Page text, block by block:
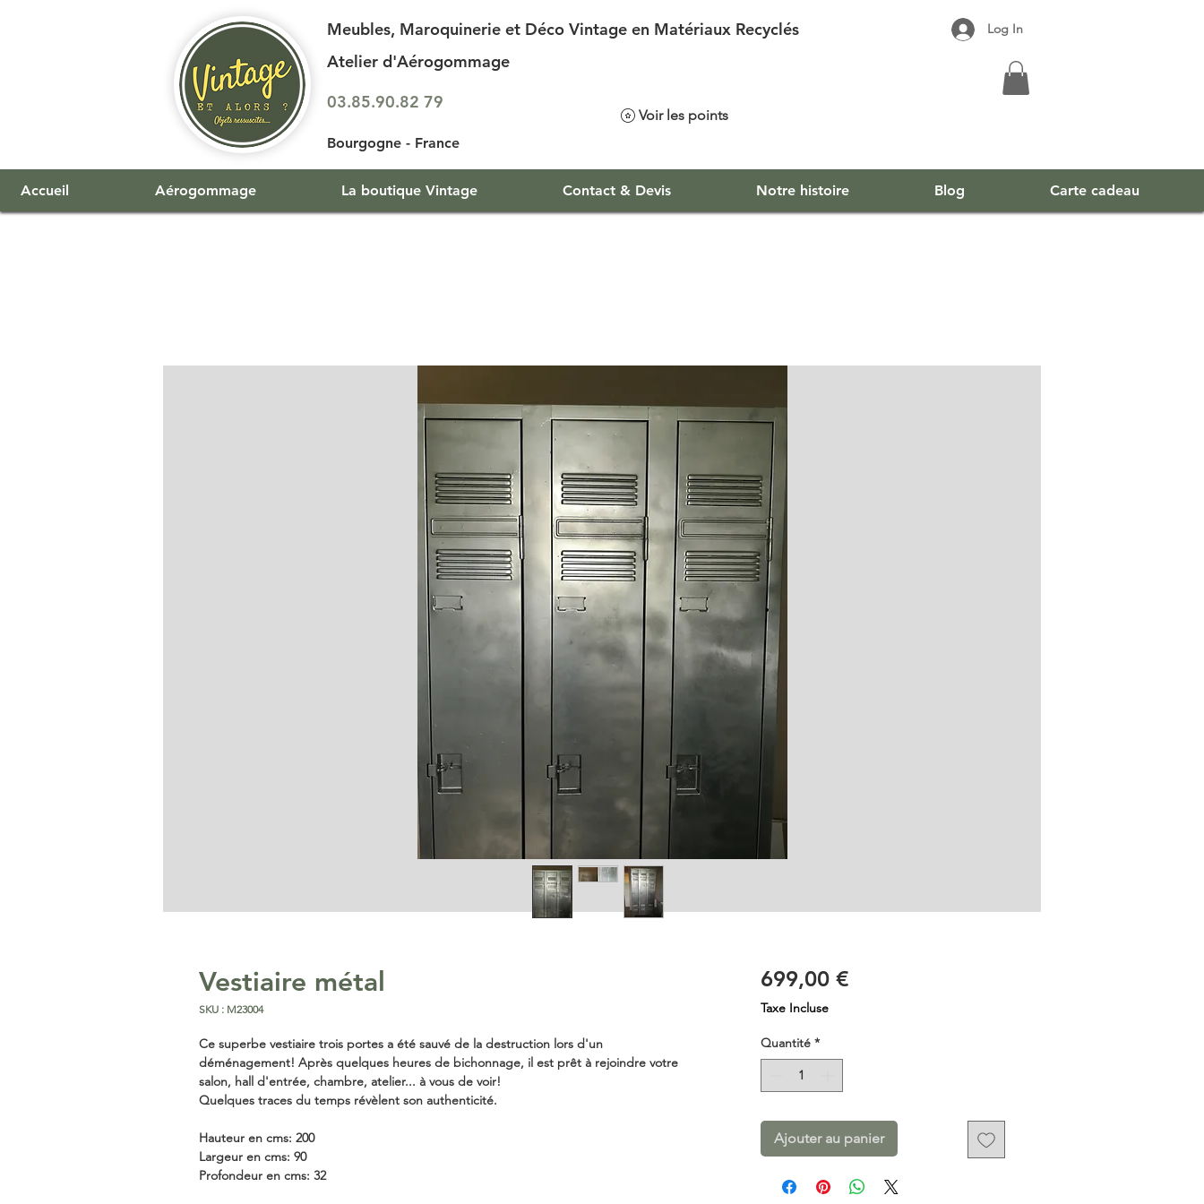
Meubles, Maroquinerie et Déco Vintage en Matériaux Recyclés
Atelier d'Aérogommage
03.85.90.82 79
Bourgogne - France
Voir les points
Log In
Accueil Aérogommage La boutique Vintage Contact & Devis Notre histoire Blog Carte cadeau
Vestiaire métal
SKU : M23004
Ce superbe vestiaire trois portes a été sauvé de la destruction lors d'un
déménagement! Après quelques heures de bichonnage, il est prêt à rejoindre votre
salon, hall d'entrée, chambre, atelier... à vous de voir!
Quelques traces du temps révèlent son authenticité.
Hauteur en cms: 200
Largeur en cms: 90
Profondeur en cms: 32
699,00 €Prix
Taxe Incluse
Quantité *
Ajouter au panier